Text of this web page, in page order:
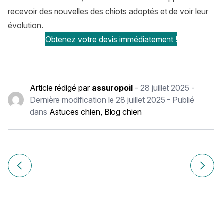
recevoir des nouvelles des chiots adoptés et de voir leur
évolution.
Obtenez votre devis immédiatement !
Article rédigé par assuropoil- 28 juillet 2025 -
Dernière modification le 28 juillet 2025 - Publié
dans Astuces chien, Blog chien
Navigation
de
Article précédent Pourquoi mon chien creuse des trousArticle